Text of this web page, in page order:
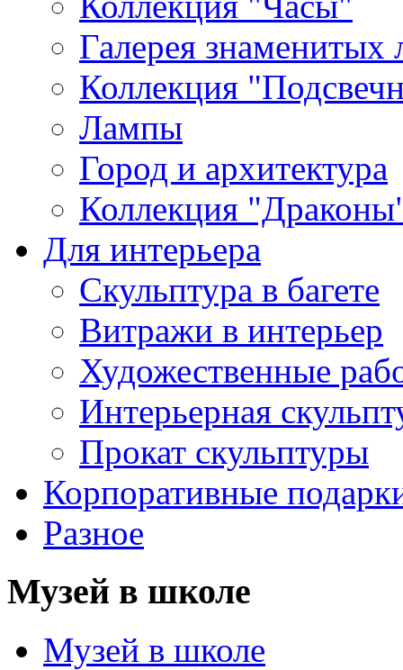
Галерея знаменитых
Коллекция
Лампы
Город и архитектура
Коллекция
Для интерьера
Скульптура в багете
Витражи в интерьер
Художественные
Интерьерная
Прокат скульптуры
Корпоративные
Разное
Музей в школе
Музей в школе